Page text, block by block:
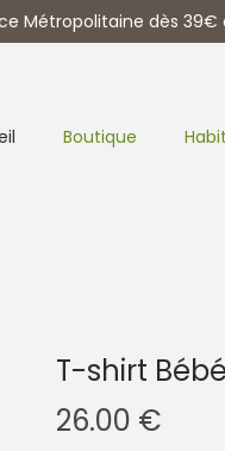
Métropolitaine dès
Boutique
T-shirt
26.00 €